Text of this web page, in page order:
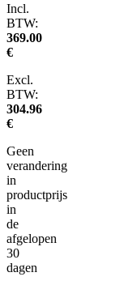
Incl.
BTW:
369.00
€
Excl.
BTW:
304.96
€
Geen
verandering
in
productprijs
in
de
afgelopen
30
dagen